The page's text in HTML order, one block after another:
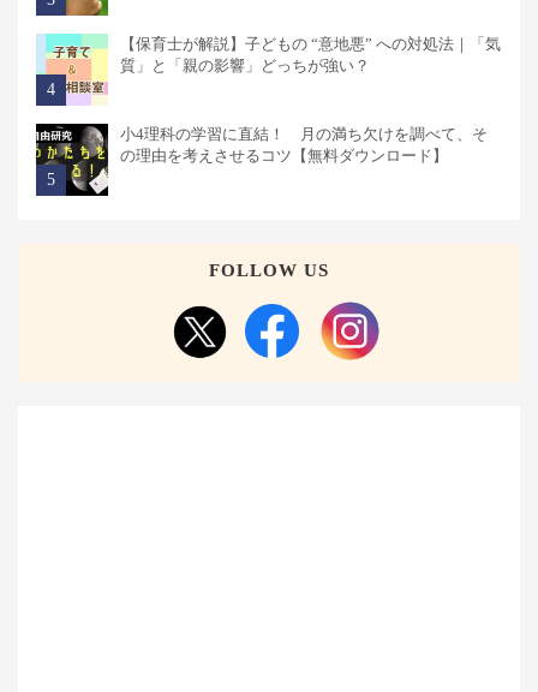
【保育士が解説】子どもの “意地悪” への対処法｜「気
質」と「親の影響」どっちが強い？
小4理科の学習に直結！ 月の満ち欠けを調べて、そ
の理由を考えさせるコツ【無料ダウンロード】
FOLLOW US